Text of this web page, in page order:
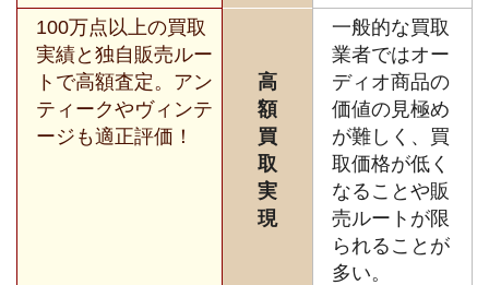
100万点以上の買取
実績と独自販売ルー
トで高額査定。アン
ティークやヴィンテ
ージも適正評価！
高
額
買
取
実
現
一般的な買取
業者ではオー
ディオ商品の
価値の見極め
が難しく、買
取価格が低く
なることや販
売ルートが限
られることが
多い。